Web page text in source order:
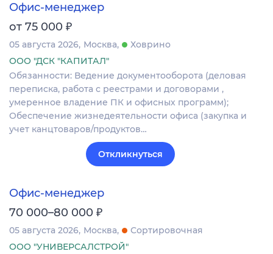
Офис-менеджер
от 75 000 ₽
05 августа 2026 Москва
Ховрино
ООО "ДСК "КАПИТАЛ"
Обязанности: Ведение документооборота (деловая
переписка, работа с реестрами и договорами ,
умеренное владение ПК и офисных программ);
Обеспечение жизнедеятельности офиса (закупка и
учет канцтоваров/продуктов…
Откликнуться
Офис-менеджер
70 000–80 000 ₽
05 августа 2026 Москва
Сортировочная
ООО "УНИВЕРСАЛСТРОЙ"